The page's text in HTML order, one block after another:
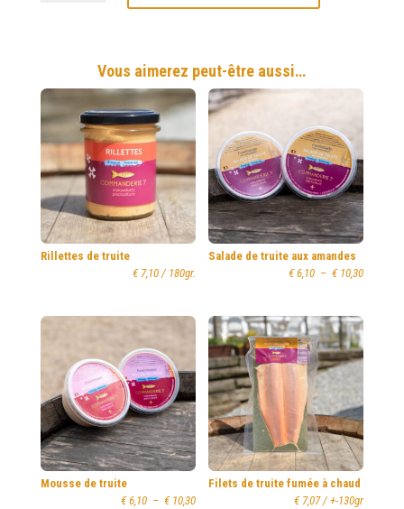
Rond
Vous aimerez peut-être aussi…
Rillettes de truite
€7,10 / 180gr.
Salade de truite aux amandes
€6,10 – €10,30Plage
à
€ 10,30
Mousse de truite
€6,10 – €10,30Plage
Filets de truite fumée à chaud
€7,07 / +-130gr